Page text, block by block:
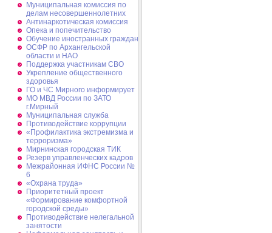
Муниципальная комиссия по
делам несовершеннолетних
Антинаркотическая комиссия
Опека и попечительство
Обучение иностранных граждан
ОСФР по Архангельской
области и НАО
Поддержка участникам СВО
Укрепление общественного
здоровья
ГО и ЧС Мирного информирует
МО МВД России по ЗАТО
г.Мирный
Муниципальная cлужба
Противодействие коррупции
«Профилактика экстремизма и
терроризма»
Мирнинская городская ТИК
Резерв управленческих кадров
Межрайонная ИФНС России №
6
«Охрана труда»
Приоритетный проект
«Формирование комфортной
городской среды»
Противодействие нелегальной
занятости